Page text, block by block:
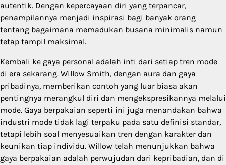
autentik. Dengan kepercayaan diri yang terpancar,
penampilannya menjadi inspirasi bagi banyak orang
tentang bagaimana memadukan busana minimalis namun
tetap tampil maksimal.
Kembali ke gaya personal adalah inti dari setiap tren mode
di era sekarang. Willow Smith, dengan aura dan gaya
pribadinya, memberikan contoh yang luar biasa akan
pentingnya merangkul diri dan mengekspresikannya melalui
mode. Gaya berpakaian seperti ini juga menandakan bahwa
industri mode tidak lagi terpaku pada satu definisi standar,
tetapi lebih soal menyesuaikan tren dengan karakter dan
keunikan tiap individu. Willow telah menunjukkan bahwa
gaya berpakaian adalah perwujudan dari kepribadian, dan di